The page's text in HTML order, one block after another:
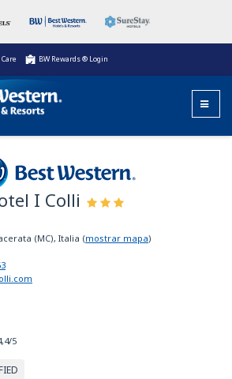
BW Rewards ® Login
Best Western
I Colli
(MC), Italia (mostrar mapa)
/5